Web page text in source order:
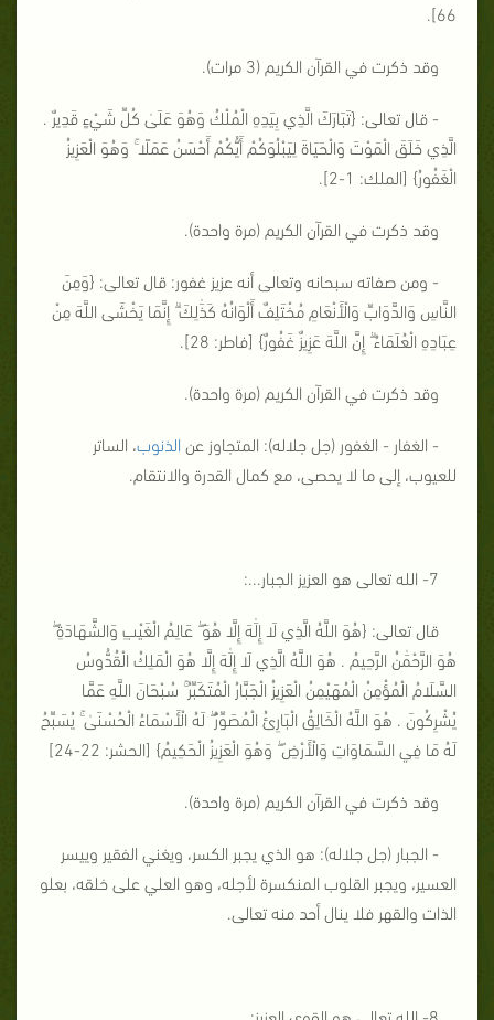
66].
وقد ذكرت في القرآن الكريم (3 مرات).
- قال تعالى: {تَبَارَكَ الَّذِي بِيَدِهِ الْمُلْكُ وَهُوَ عَلَىٰ كُلِّ شَيْءٍ قَدِيرٌ .
الَّذِي خَلَقَ الْمَوْتَ وَالْحَيَاةَ لِيَبْلُوَكُمْ أَيُّكُمْ أَحْسَنُ عَمَلًا ۚ وَهُوَ الْعَزِيزُ
الْغَفُورُ} [الملك: 1-2].
وقد ذكرت في القرآن الكريم (مرة واحدة).
- ومن صفاته سبحانه وتعالى أنه عزيز غفور: قال تعالى: {وَمِنَ
النَّاسِ وَالدَّوَابِّ وَالْأَنْعَامِ مُخْتَلِفٌ أَلْوَانُهُ كَذَٰلِكَ ۗ إِنَّمَا يَخْشَى اللَّهَ مِنْ
عِبَادِهِ الْعُلَمَاءُ ۗ إِنَّ اللَّهَ عَزِيزٌ غَفُورٌ} [فاطر: 28].
وقد ذكرت في القرآن الكريم (مرة واحدة).
- الغفار - الغفور (جل جلاله): المتجاوز عن الذنوب، الساتر
للعيوب، إلى ما لا يحصى، مع كمال القدرة والانتقام.
7- الله تعالى هو العزيز الجبار...:
قال تعالى: {هُوَ اللَّهُ الَّذِي لَا إِلَٰهَ إِلَّا هُوَ ۖ عَالِمُ الْغَيْبِ وَالشَّهَادَةِ ۖ
هُوَ الرَّحْمَٰنُ الرَّحِيمُ . هُوَ اللَّهُ الَّذِي لَا إِلَٰهَ إِلَّا هُوَ الْمَلِكُ الْقُدُّوسُ
السَّلَامُ الْمُؤْمِنُ الْمُهَيْمِنُ الْعَزِيزُ الْجَبَّارُ الْمُتَكَبِّرُ ۚ سُبْحَانَ اللَّهِ عَمَّا
يُشْرِكُونَ . هُوَ اللَّهُ الْخَالِقُ الْبَارِئُ الْمُصَوِّرُ ۖ لَهُ الْأَسْمَاءُ الْحُسْنَىٰ ۚ يُسَبِّحُ
لَهُ مَا فِي السَّمَاوَاتِ وَالْأَرْضِ ۖ وَهُوَ الْعَزِيزُ الْحَكِيمُ} [الحشر: 22-24]
وقد ذكرت في القرآن الكريم (مرة واحدة).
- الجبار (جل جلاله): هو الذي يجبر الكسر، ويغني الفقير وييسر
العسير، ويجبر القلوب المنكسرة لأجله، وهو العلي على خلقه، بعلو
الذات والقهر فلا ينال أحد منه تعالى.